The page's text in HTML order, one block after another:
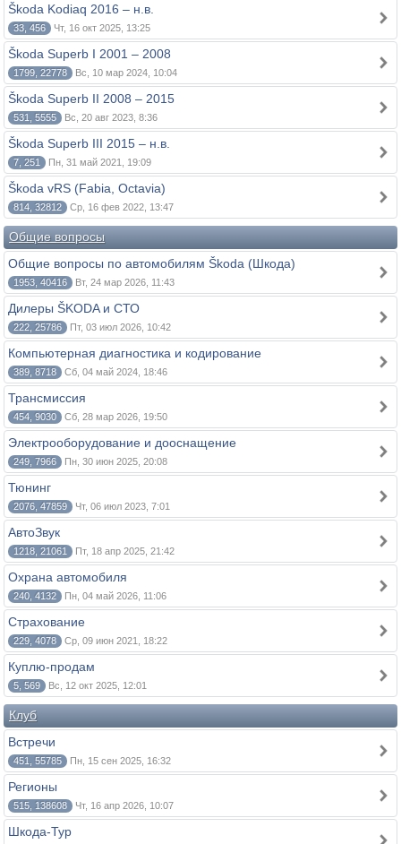
Škoda Kodiaq 2016 – н.в.
33, 456 Чт, 16 окт 2025, 13:25
Škoda Superb I 2001 – 2008
1799, 22778 Вс, 10 мар 2024, 10:04
Škoda Superb II 2008 – 2015
531, 5555 Вс, 20 авг 2023, 8:36
Škoda Superb III 2015 – н.в.
7, 251 Пн, 31 май 2021, 19:09
Škoda vRS (Fabia, Octavia)
814, 32812 Ср, 16 фев 2022, 13:47
Общие вопросы
Общие вопросы по автомобилям Škoda (Шкода)
1953, 40416 Вт, 24 мар 2026, 11:43
Дилеры ŠKODA и СТО
222, 25786 Пт, 03 июл 2026, 10:42
Компьютерная диагностика и кодирование
389, 8718 Сб, 04 май 2024, 18:46
Трансмиссия
454, 9030 Сб, 28 мар 2026, 19:50
Электрооборудование и дооснащение
249, 7966 Пн, 30 июн 2025, 20:08
Тюнинг
2076, 47859 Чт, 06 июл 2023, 7:01
АвтоЗвук
1218, 21061 Пт, 18 апр 2025, 21:42
Охрана автомобиля
240, 4132 Пн, 04 май 2026, 11:06
Страхование
229, 4078 Ср, 09 июн 2021, 18:22
Куплю-продам
5, 569 Вс, 12 окт 2025, 12:01
Клуб
Встречи
451, 55785 Пн, 15 сен 2025, 16:32
Регионы
515, 138608 Чт, 16 апр 2026, 10:07
Шкода-Тур